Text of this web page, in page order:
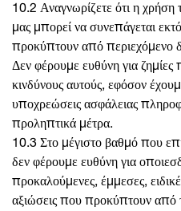
10.2 Αναγνωρίζετε ότι η
μας μπορεί να συνεπάγεται
προκύπτουν από περιεχόμενο
Δεν φέρουμε ευθύνη για
κινδύνους αυτούς, εφόσον
υποχρεώσεις ασφάλειας
προληπτικά μέτρα.
10.3 Στο μέγιστο βαθμό που
δεν φέρουμε ευθύνη για
προκαλούμενες, έμμεσες,
αξιώσεις που προκύπτουν από